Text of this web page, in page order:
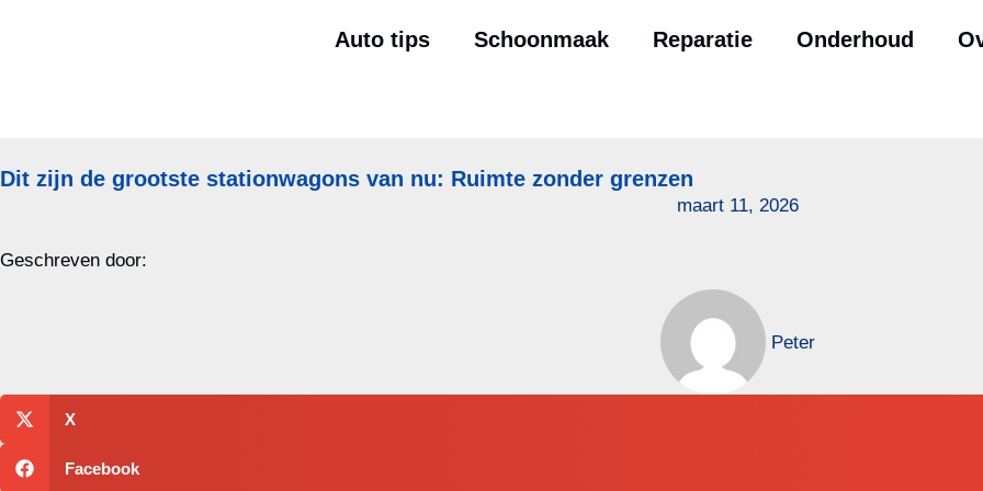
Auto tips Schoonmaak Reparatie Onderhoud
Dit zijn de grootste stationwagons van nu: Ruimte zonder grenzen
maart 11, 2026
Geschreven door:
Peter
X
Facebook